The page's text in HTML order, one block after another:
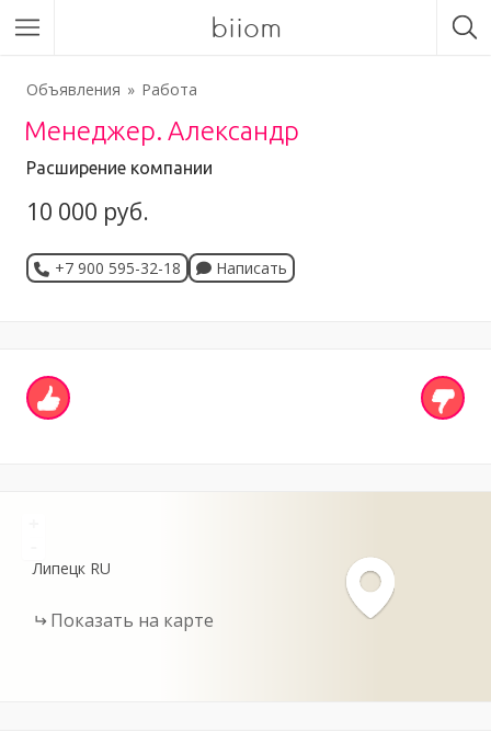
biiom
Объявления Работа
Менеджер. Александр
Расширение компании
10 000 руб.
+7 900 595-32-18 Написать
Липецк RU
Показать на карте